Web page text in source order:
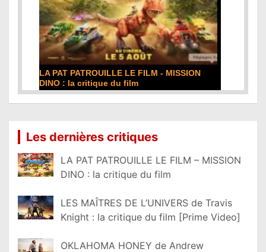
LA PAT PATROUILLE LE FILM - MISSION
DINO : la critique du film
Les dernières critiques
LA PAT PATROUILLE LE FILM – MISSION
DINO : la critique du film
LES MAÎTRES DE L’UNIVERS de Travis
Knight : la critique du film [Prime Video]
OKLAHOMA HONEY de Andrew